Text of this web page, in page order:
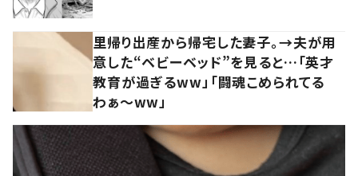
里帰り出産から帰宅した妻子。→夫が用
意した“ベビーベッド”を見ると…「英才
教育が過ぎるww」「闘魂こめられてる
わぁ～ww」